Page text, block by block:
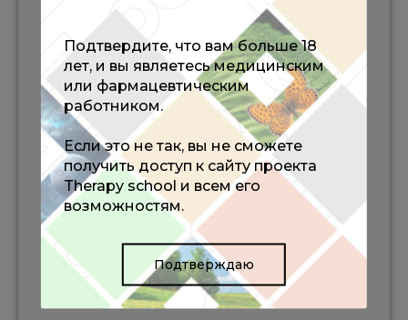
Подтвердите, что вам больше 18
лет, и вы являетесь медицинским
или фармацевтическим
работником.
Если это не так, вы не сможете
получить доступ к сайту проекта
Therapy school и всем его
возможностям.
Подтверждаю